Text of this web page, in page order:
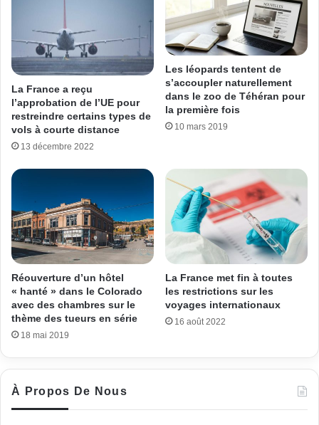
La France a reçu
l’approbation de l’UE pour
restreindre certains types de
vols à courte distance
13 décembre 2022
Les léopards tentent de
s’accoupler naturellement
dans le zoo de Téhéran pour
la première fois
10 mars 2019
Réouverture d’un hôtel
« hanté » dans le Colorado
avec des chambres sur le
thème des tueurs en série
18 mai 2019
La France met fin à toutes
les restrictions sur les
voyages internationaux
16 août 2022
À Propos De Nous